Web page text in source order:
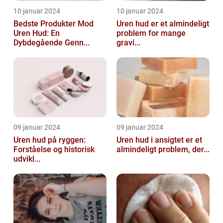
10 januar 2024
Bedste Produkter Mod
Uren Hud: En
Dybdegående Genn...
10 januar 2024
Uren hud er et almindeligt
problem for mange
gravi...
09 januar 2024
Uren hud på ryggen:
Forståelse og historisk
udvikl...
09 januar 2024
Uren hud i ansigtet er et
almindeligt problem, der...